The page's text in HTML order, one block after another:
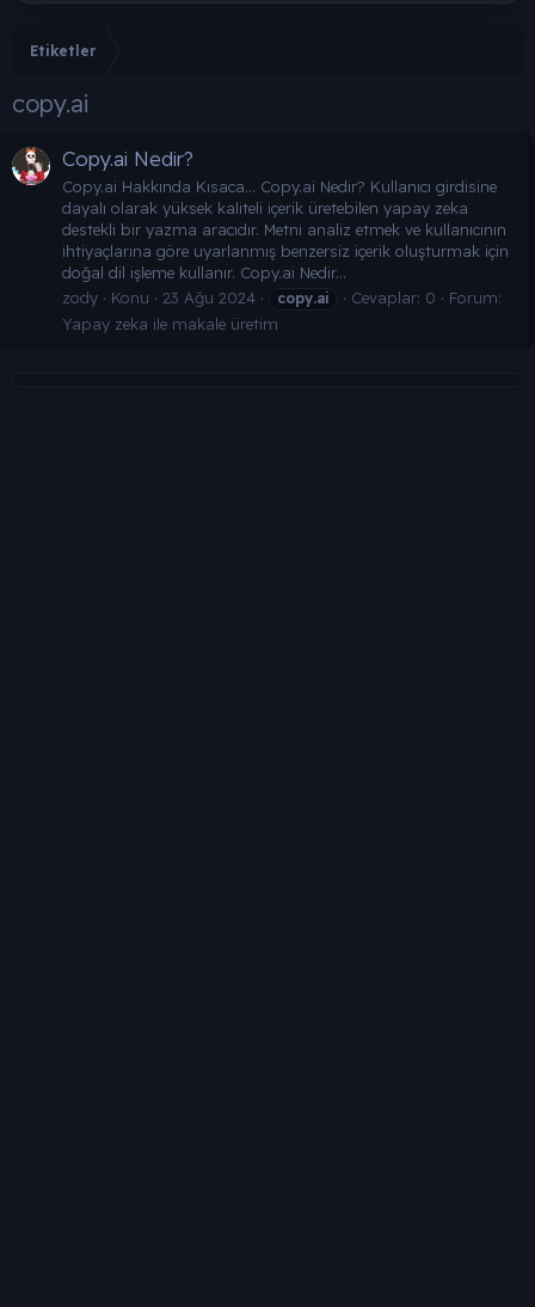
Etiketler
copy.ai
Copy.ai Nedir?
Copy.ai Hakkında Kısaca… Copy.ai Nedir? Kullanıcı girdisine
dayalı olarak yüksek kaliteli içerik üretebilen yapay zeka
destekli bir yazma aracıdır. Metni analiz etmek ve kullanıcının
ihtiyaçlarına göre uyarlanmış benzersiz içerik oluşturmak için
doğal dil işleme kullanır. Copy.ai Nedir...
zody
Konu 23 Ağu 2024 copy.ai Cevaplar: 0
Forum:
Yapay zeka ile makale üretim